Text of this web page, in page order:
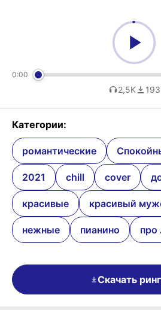
0:00
2,5K 193
Категории:
романтические
2021 chill cover
красивые красивый
нежные пианино про
Скачать